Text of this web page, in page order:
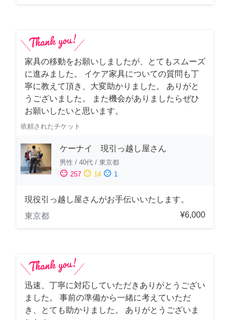
家具の移動をお願いしましたが、とてもスムーズ
に進みました。 イケア家具についての質問も丁
寧に教えて頂き、大変助かりました。 ありがと
うございました。 また機会がありましたらぜひ
お願いしたいと思います。
依頼されたチケット
ケーナイ 現引っ越し屋さん
男性 / 40代 / 東京都
sentiment_satisfied 257 sentiment_neutral 14 sentiment_dissatisfied 1
現役引っ越し屋さんがお手伝いいたします。
東京都
¥6,000
迅速、丁寧に対応していただきありがとうござい
ました。 事前の準備から一緒に考えていただ
き、とても助かりました。 ありがとうございま